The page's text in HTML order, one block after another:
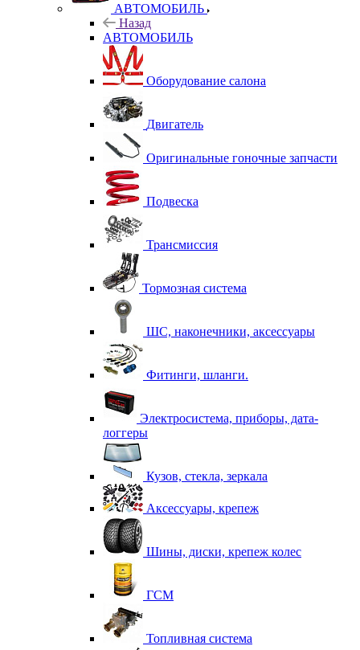
АВТОМОБИЛЬ
Назад
АВТОМОБИЛЬ
Оборудование салона
Двигатель
Оригинальные гоночные запчасти
Подвеска
Трансмиссия
Тормозная система
ШС, наконечники, аксессуары
Фитинги, шланги.
Электросистема, приборы, дата-
логгеры
Кузов, стекла, зеркала
Аксессуары, крепеж
Шины, диски, крепеж колес
ГСМ
Топливная система